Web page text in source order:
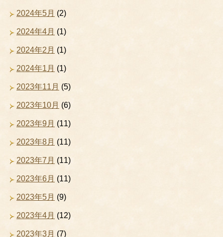
2024年5月 (2)
2024年4月 (1)
2024年2月 (1)
2024年1月 (1)
2023年11月 (5)
2023年10月 (6)
2023年9月 (11)
2023年8月 (11)
2023年7月 (11)
2023年6月 (11)
2023年5月 (9)
2023年4月 (12)
2023年3月 (7)